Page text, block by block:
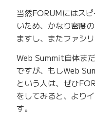
当然FORUMにはス
いため、かなり密度
ますし、またファシ
Web Summit自体ま
ですが、もしWeb
という人は、ぜひ
をしてみると、より
す。